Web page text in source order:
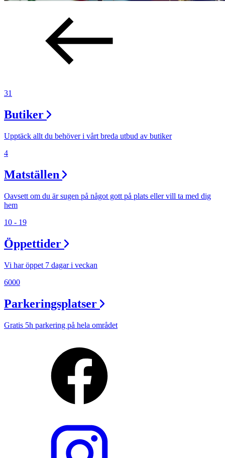
31
Butiker
Upptäck allt du behöver i vårt breda utbud av butiker
4
Matställen
Oavsett om du är sugen på något gott på plats eller vill ta med dig
hem
10 - 19
Öppettider
Vi har öppet 7 dagar i veckan
6000
Parkeringsplatser
Gratis 5h parkering på hela området